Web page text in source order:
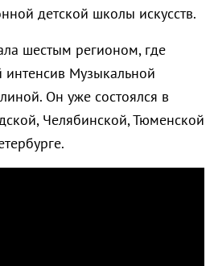
детской школы искусств.
шестым регионом, где
Музыкальной
Он уже состоялся в
Челябинской, Тюменской